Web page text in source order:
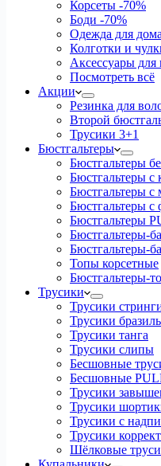
Корсеты -70%
Боди -70%
Одежда для дома
Колготки и
Аксессуары для
Посмотреть всё
Акции
Резинка для
Второй
Трусики 3+1
Бюстгальтеры
Бюстгальтеры
Бюстгальтеры с
Бюстгальтеры
Бюстгальтеры
Бюстгальтеры
Бюстгальтеры-
Бюстгальтеры-
Топы корсетные
Бюстгальтеры-
Трусики
Трусики
Трусики
Трусики танга
Трусики слипы
Бесшовные
Бесшовные
Трусики
Трусики
Трусики с
Трусики
Шёлковые